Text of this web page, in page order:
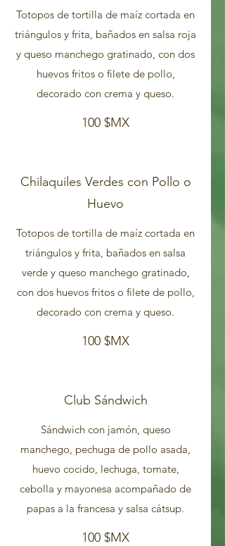
Totopos de tortilla de maíz cortada en
triángulos y frita, bañados en salsa roja
y queso manchego gratinado, con dos
huevos fritos o filete de pollo,
decorado con crema y queso.
100 $MX
Chilaquiles Verdes con Pollo o
Huevo
Totopos de tortilla de maíz cortada en
triángulos y frita, bañados en salsa
verde y queso manchego gratinado,
con dos huevos fritos o filete de pollo,
decorado con crema y queso.
100 $MX
Club Sándwich
Sándwich con jamón, queso
manchego, pechuga de pollo asada,
huevo cocido, lechuga, tomate,
cebolla y mayonesa acompañado de
papas a la francesa y salsa cátsup.
100 $MX